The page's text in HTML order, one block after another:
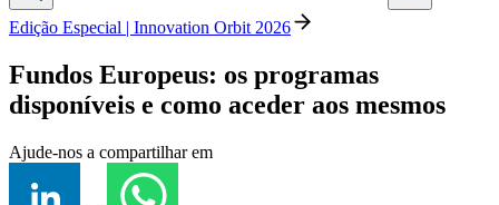
Edição Especial | Innovation Orbit 2026
Fundos Europeus: os programas
disponíveis e como aceder aos mesmos
Ajude-nos a compartilhar em